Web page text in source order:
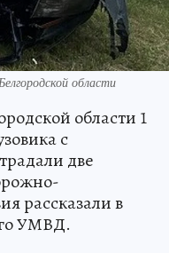
области
области 1
с
две
рассказали в
УМВД.